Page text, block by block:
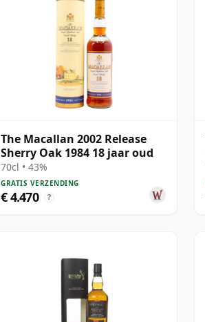
The Macallan 2002 Release
Sherry Oak 1984 18 jaar oud
70cl • 43%
GRATIS VERZENDING
€ 4.470 ?